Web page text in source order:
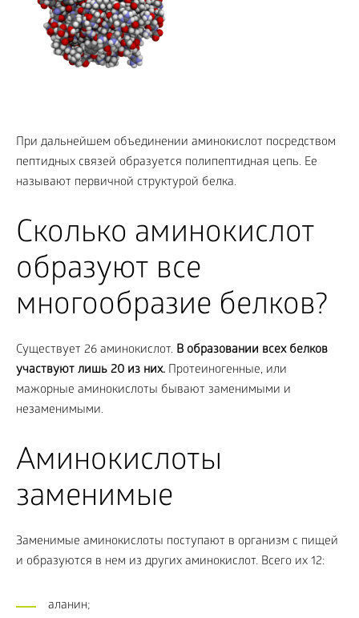
При дальнейшем объединении аминокислот посредством
пептидных связей образуется полипептидная цепь. Ее
называют первичной структурой белка.
Сколько аминокислот
образуют все
многообразие белков?
Существует 26 аминокислот. В образовании всех белков
участвуют лишь 20 из них. Протеиногенные, или
мажорные аминокислоты бывают заменимыми и
незаменимыми.
Аминокислоты
заменимые
Заменимые аминокислоты поступают в организм с пищей
и образуются в нем из других аминокислот. Всего их 12:
аланин;